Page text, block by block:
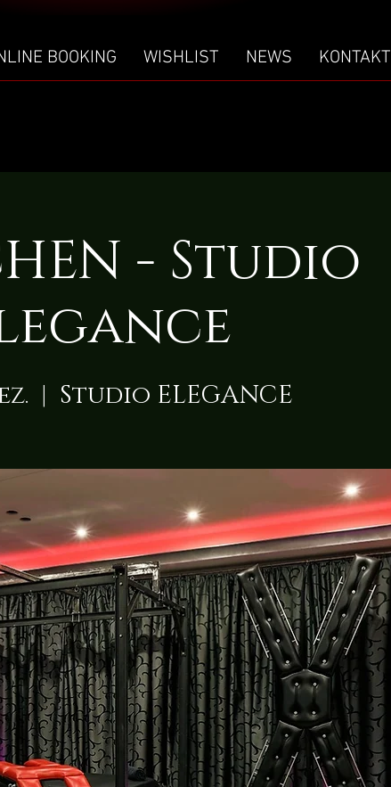
BOOKING WISHLIST NEWS KONTAKT
- Studio
  |
Studio ELEGANCE